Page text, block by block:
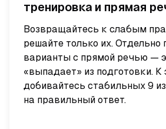
тренировка и прямая
Возвращайтесь к слабым
решайте только их. Отдельно
варианты с прямой речью —
«выпадает» из подготовки. К
добивайтесь стабильных 9
на правильный ответ.